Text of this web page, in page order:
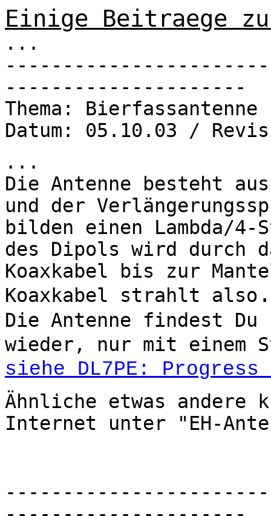
Einige Beitraege
...
---------------------
Thema: Bierfassantenne
Datum: 05.10.03 /
...
Die Antenne besteht
und der
bilden einen Lambda/
des Dipols wird durch
Koaxkabel bis zur
Koaxkabel strahlt also .
Die Antenne findest
wieder, nur mit einem
siehe DL7PE:
Ähnliche etwas andere
Internet unter "EH-